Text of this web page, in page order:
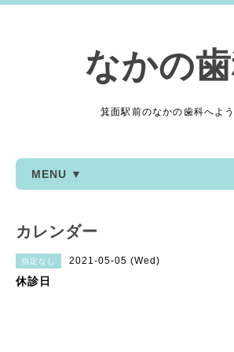
なかの
箕面駅前のなかの歯科へよ
MENU ▼
カレンダー
指定なし 2021-05-05 (Wed)
休診日